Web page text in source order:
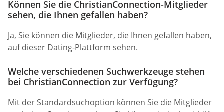
Können Sie die ChristianConnection-Mitglieder
sehen, die Ihnen gefallen haben?
Ja, Sie können die Mitglieder, die Ihnen gefallen haben,
auf dieser Dating-Plattform sehen.
Welche verschiedenen Suchwerkzeuge stehen
bei ChristianConnection zur Verfügung?
Mit der Standardsuchoption können Sie die Mitglieder